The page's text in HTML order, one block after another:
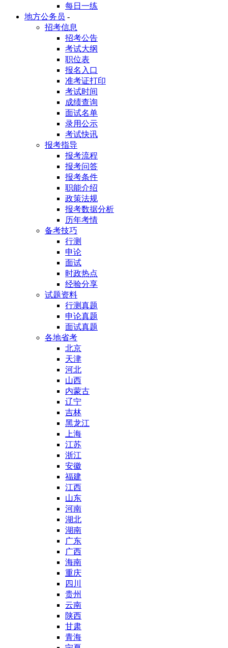
每日一练
地方公务员 -
招考信息
招考公告
考试大纲
职位表
报名入口
准考证打印
考试时间
成绩查询
面试名单
录用公示
考试快讯
报考指导
报考流程
报考问答
报考条件
职能介绍
政策法规
报考数据分析
历年考情
备考技巧
行测
申论
面试
时政热点
经验分享
试题资料
行测真题
申论真题
面试真题
各地省考
北京
天津
河北
山西
内蒙古
辽宁
吉林
黑龙江
上海
江苏
浙江
安徽
福建
江西
山东
河南
湖北
湖南
广东
广西
海南
重庆
四川
贵州
云南
陕西
甘肃
青海